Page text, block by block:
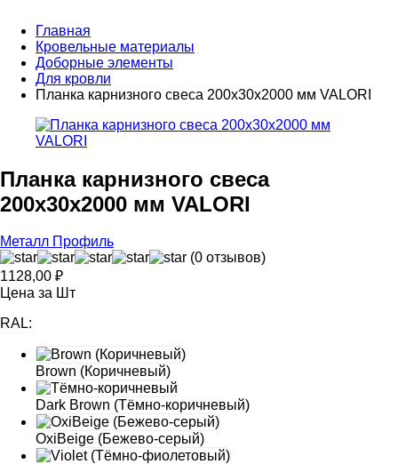
Главная
Кровельные материалы
Доборные элементы
Для кровли
Планка карнизного свеса 200х30х2000 мм VALORI
Планка карнизного свеса
200х30х2000 мм VALORI
Металл Профиль
(0 отзывов)
1128,00 ₽
Цена за Шт
RAL:
Brown (Коричневый)
Dark Brown (Тёмно-коричневый)
OxiBеige (Бежево-серый)